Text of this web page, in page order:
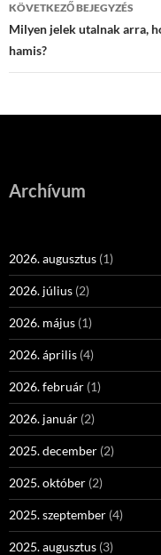
KÖVETKEZŐ BEJEGYZÉS
Milyen jelek utalnak arra,
hamis?
Archívum
2026. augusztus (1)
2026. július (2)
2026. május (1)
2026. április (4)
2026. február (1)
2026. január (2)
2025. december (2)
2025. október (2)
2025. szeptember (4)
2025. augusztus (3)